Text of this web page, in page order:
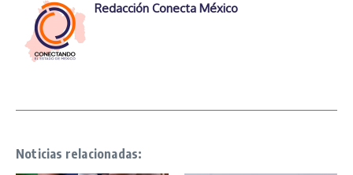
Redacción Conecta México
Noticias relacionadas: